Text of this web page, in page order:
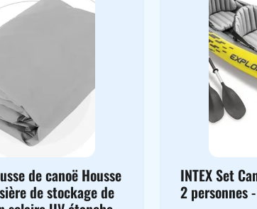
de canoë Housse
de stockage de
INTEX Set
2 personnes